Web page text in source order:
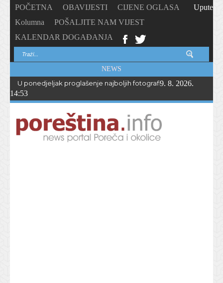
POČETNA OBAVIJESTI
CIJENE OGLASA
Kolumna
POŠALJITE NAM VIJEST
KALENDAR DOGAĐANJA
Upute
NEWS
U ponedjeljak proglašenje najboljih fotografija – PhotoCity2026
9. 8. 2026.
14:53